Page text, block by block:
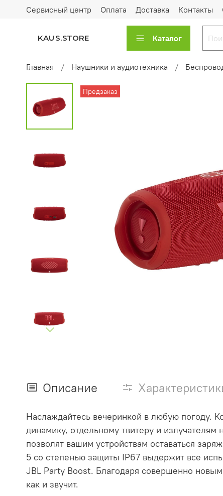
Сервисный центр Оплата Доставка Контакты
KAUS.STORE Каталог
Главная Наушники и аудиотехника
Предзаказ
Описание
Наслаждайтесь вечеринкой в любую погоду.
динамику, отдельному твитеру и
позволят вашим устройствам оставаться
5 со степенью защиты IP67 выдержит все
JBL Party Boost. Благодаря совершенно
как и звучит.